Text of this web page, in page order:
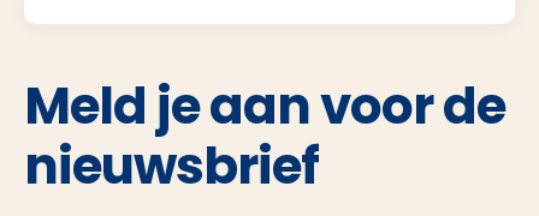
Meld je aan voor de
nieuwsbrief